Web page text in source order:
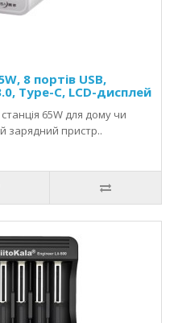
8 портів USB,
Type-C, LCD-дисплей
65W для дому чи
зарядний пристр..